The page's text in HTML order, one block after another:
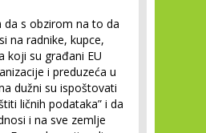
da s obzirom na to da
na radnike, kupce,
koji su građani EU
i preduzeća u
dužni su ispoštovati
ličnih podataka” i da
i na sve zemlje